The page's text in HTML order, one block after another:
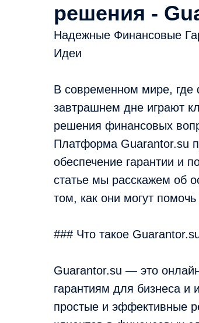
решения -
Надежные Финансовые
Идеи
В современном мире, где
завтрашнем дне играют
решения финансовых
Платформа Guarantor.su
обеспечение гарантии и
статье мы расскажем об
том, как они могут
### Что такое
Guarantor.su — это
гарантиям для бизнеса и
простые и эффективные